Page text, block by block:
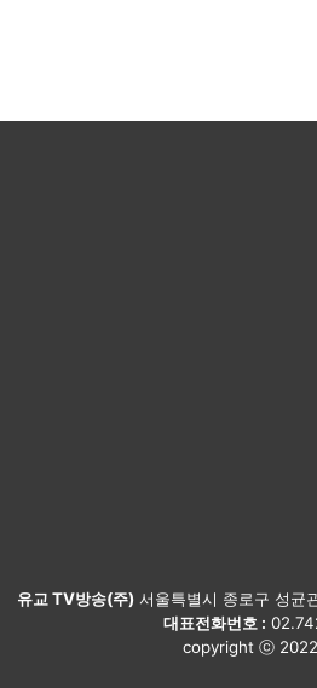
유교 TV방송(주)서울특별시 종로구 성균
대표전화번호 :
copyright ⓒ